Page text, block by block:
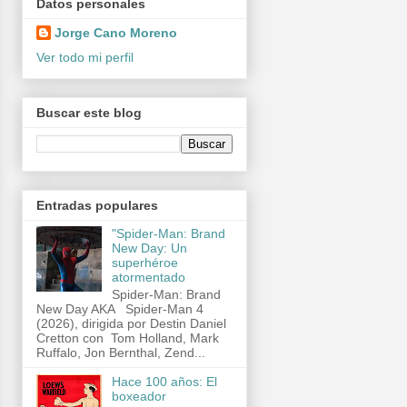
Datos personales
Jorge Cano Moreno
Ver todo mi perfil
Buscar este blog
Entradas populares
"Spider-Man: Brand
New Day: Un
superhéroe
atormentado
Spider-Man: Brand
New Day AKA Spider-Man 4
(2026), dirigida por Destin Daniel
Cretton con Tom Holland, Mark
Ruffalo, Jon Bernthal, Zend...
Hace 100 años: El
boxeador